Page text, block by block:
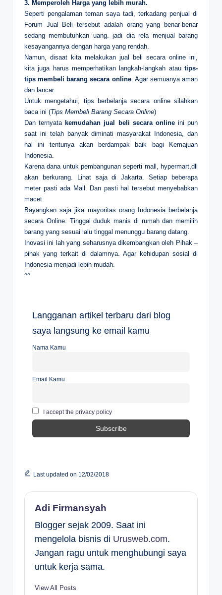
3. Memperoleh Harga yang lebih murah.
Seperti pengalaman teman saya tadi, terkadang penjual di
Forum Jual Beli tersebut adalah orang yang benar-benar
sedang membutuhkan uang. jadi dia rela menjual barang
kesayangannya dengan harga yang rendah.
Namun, disaat kita melakukan jual beli secara online ini,
kita juga harus memperhatikan langkah-langkah atau tips-
tips membeli barang secara online. Agar semuanya aman
dan lancar.
Untuk mengetahui, tips berbelanja secara online silahkan
baca ini (Tips Membeli Barang Secara Online)
Dan ternyata kemudahan jual beli secara onlineini pun
saat ini telah banyak diminati masyarakat Indonesia, dan
hal ini tentunya akan berdampak baik bagi Kemajuan
Indonesia.
Karena dana untuk pembangunan seperti mall, hypermart,dll
akan berkurang. Lihat saja di Jakarta. Setiap beberapa
meter pasti ada Mall. Dan pasti hal tersebut menyebabkan
macet.
Bayangkan saja jika mayoritas orang Indonesia berbelanja
secara Online. Tinggal duduk manis di rumah dan memilih
barang yang sesuai lalu tinggal menunggu barang datang.
Inovasi ini lah yang seharusnya dikembangkan oleh Pihak –
pihak yang terkait di dalamnya. Agar kehidupan sosial di
Indonesia menjadi lebih mudah.
^^
Langganan artikel terbaru dari blog
saya langsung ke email kamu
Nama Kamu
Email Kamu
I accept the privacy policy
Last updated on 12/02/2018
Adi Firmansyah
Blogger sejak 2009. Saat ini
mengelola bisnis di Urusweb.com.
Jangan ragu untuk menghubungi saya
untuk kerja sama.
View All Posts